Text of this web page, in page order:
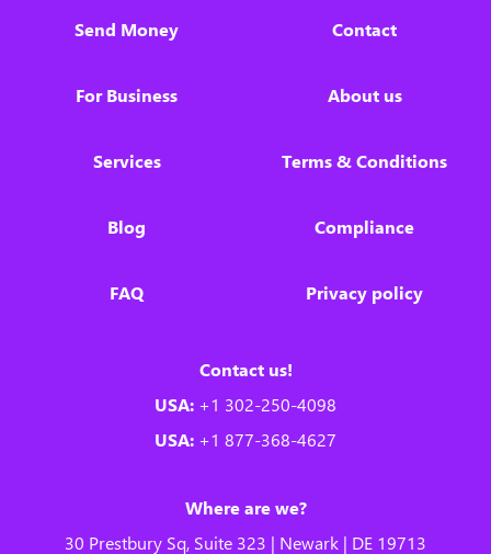
Send Money
For Business
Services
Blog
FAQ
Contact
About us
Terms & Conditions
Compliance
Privacy policy
Contact us!
USA: +1 302-250-4098
USA: +1 877-368-4627
Where are we?
30 Prestbury Sq, Suite 323 | Newark | DE 19713